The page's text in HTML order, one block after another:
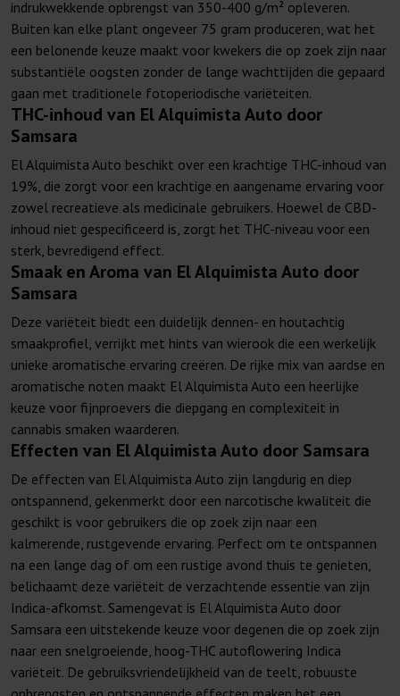
indrukwekkende opbrengst van 350-400 g/m² opleveren.
Buiten kan elke plant ongeveer 75 gram produceren, wat het
een belonende keuze maakt voor kwekers die op zoek zijn naar
substantiële oogsten zonder de lange wachttijden die gepaard
gaan met traditionele fotoperiodische variëteiten.
THC-inhoud van El Alquimista Auto door
Samsara
El Alquimista Auto beschikt over een krachtige THC-inhoud van
19%, die zorgt voor een krachtige en aangename ervaring voor
zowel recreatieve als medicinale gebruikers. Hoewel de CBD-
inhoud niet gespecificeerd is, zorgt het THC-niveau voor een
sterk, bevredigend effect.
Smaak en Aroma van El Alquimista Auto door
Samsara
Deze variëteit biedt een duidelijk dennen- en houtachtig
smaakprofiel, verrijkt met hints van wierook die een werkelijk
unieke aromatische ervaring creëren. De rijke mix van aardse en
aromatische noten maakt El Alquimista Auto een heerlijke
keuze voor fijnproevers die diepgang en complexiteit in
cannabis smaken waarderen.
Effecten van El Alquimista Auto door Samsara
De effecten van El Alquimista Auto zijn langdurig en diep
ontspannend, gekenmerkt door een narcotische kwaliteit die
geschikt is voor gebruikers die op zoek zijn naar een
kalmerende, rustgevende ervaring. Perfect om te ontspannen
na een lange dag of om een rustige avond thuis te genieten,
belichaamt deze variëteit de verzachtende essentie van zijn
Indica-afkomst. Samengevat is El Alquimista Auto door
Samsara een uitstekende keuze voor degenen die op zoek zijn
naar een snelgroeiende, hoog-THC autoflowering Indica
variëteit. De gebruiksvriendelijkheid van de teelt, robuuste